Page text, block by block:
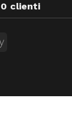
clienti